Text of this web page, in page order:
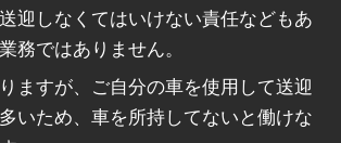
迎しなくてはいけない責任などもあ
務ではありません。
ますが、ご自分の車を使用して送迎
いため、車を所持してないと働けな